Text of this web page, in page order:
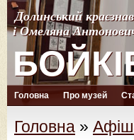
Долинський
і Омеляна
Долинський
і Омеляна
Головна Про музей
Головна »